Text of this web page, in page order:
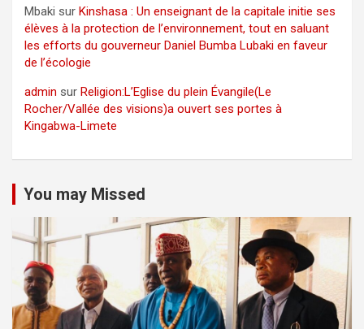
Mbaki sur Kinshasa : Un enseignant de la capitale initie ses
élèves à la protection de l’environnement, tout en saluant
les efforts du gouverneur Daniel Bumba Lubaki en faveur
de l’écologie
admin sur Religion:L’Eglise du plein Évangile(Le
Rocher/Vallée des visions)a ouvert ses portes à
Kingabwa-Limete
You may Missed